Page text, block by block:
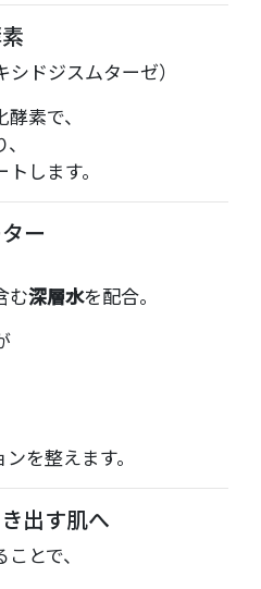
ドジスムターゼ）
素で、
します。
ー
む深層水を配合。
を整えます。
出す肌へ
とで、